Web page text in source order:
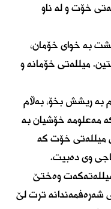
خۆت و لە ناو
بە خوای خۆمان،
میللەتی خۆمانە و
بە ریشش بخۆ، بەڵام
مەعلومە خۆشیان بە
میللەتی خۆت کە
وی دەبیت.
وەختێ
شەرەفمەندانە ترت لێ